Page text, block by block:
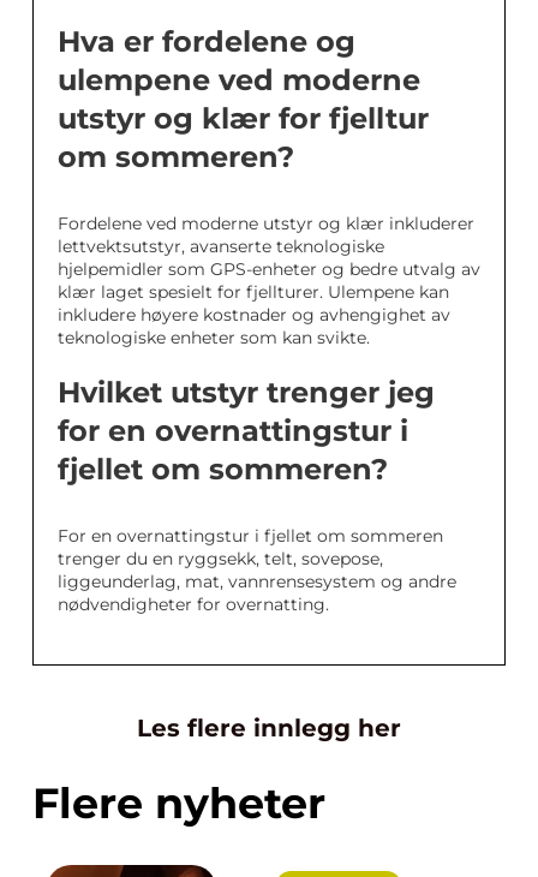
Hva er fordelene og
ulempene ved moderne
utstyr og klær for fjelltur
om sommeren?
Fordelene ved moderne utstyr og klær inkluderer
lettvektsutstyr, avanserte teknologiske
hjelpemidler som GPS-enheter og bedre utvalg av
klær laget spesielt for fjellturer. Ulempene kan
inkludere høyere kostnader og avhengighet av
teknologiske enheter som kan svikte.
Hvilket utstyr trenger jeg
for en overnattingstur i
fjellet om sommeren?
For en overnattingstur i fjellet om sommeren
trenger du en ryggsekk, telt, sovepose,
liggeunderlag, mat, vannrensesystem og andre
nødvendigheter for overnatting.
Les flere innlegg her
Flere nyheter